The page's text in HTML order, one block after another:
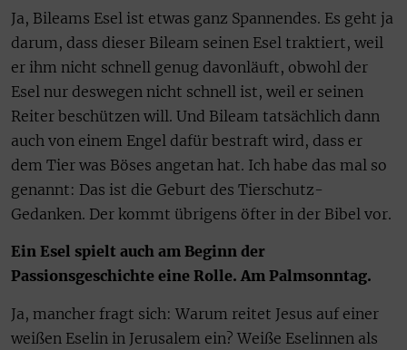
Ja, Bileams Esel ist etwas ganz Spannendes. Es geht ja
darum, dass dieser Bileam seinen Esel traktiert, weil
er ihm nicht schnell genug davonläuft, obwohl der
Esel nur deswegen nicht schnell ist, weil er seinen
Reiter beschützen will. Und Bileam tatsächlich dann
auch von einem Engel dafür bestraft wird, dass er
dem Tier was Böses angetan hat. Ich habe das mal so
genannt: Das ist die Geburt des Tierschutz-
Gedanken. Der kommt übrigens öfter in der Bibel vor.
Ein Esel spielt auch am Beginn der
Passionsgeschichte eine Rolle. Am Palmsonntag.
Ja, mancher fragt sich: Warum reitet Jesus auf einer
weißen Eselin in Jerusalem ein? Weiße Eselinnen als